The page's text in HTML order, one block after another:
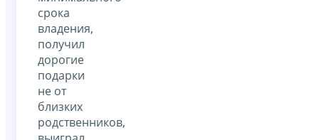
срока
владения,
получил
дорогие
подарки
не от
близких
родственников,